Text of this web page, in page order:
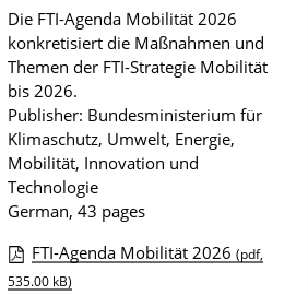
t
i
o
n
D
o
w
n
l
Die FTI-Agenda Mobilität 2026
konkretisiert die Maßnahmen und
Themen der FTI-Strategie Mobilität
bis 2026.
Publisher: Bundesministerium für
Klimaschutz, Umwelt, Energie,
Mobilität, Innovation und
Technologie
German, 43 pages
P
FTI-Agenda Mobilität 2026 (pdf,
535.00 kB)